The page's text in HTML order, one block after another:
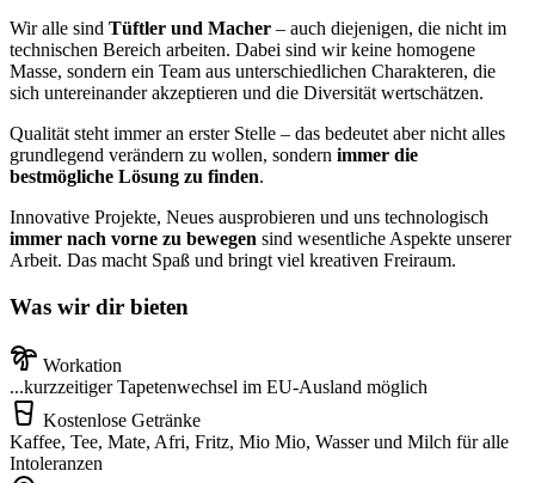
Wir alle sind Tüftler und Macher – auch diejenigen, die nicht im
technischen Bereich arbeiten. Dabei sind wir keine homogene
Masse, sondern ein Team aus unterschiedlichen Charakteren, die
sich untereinander akzeptieren und die Diversität wertschätzen.
Qualität steht immer an erster Stelle – das bedeutet aber nicht alles
grundlegend verändern zu wollen, sondern immer die
bestmögliche Lösung zu finden.
Innovative Projekte, Neues ausprobieren und uns technologisch
immer nach vorne zu bewegen sind wesentliche Aspekte unserer
Arbeit. Das macht Spaß und bringt viel kreativen Freiraum.
Was wir dir bieten
Workation
...kurzzeitiger Tapetenwechsel im EU-Ausland möglich
Kostenlose Getränke
Kaffee, Tee, Mate, Afri, Fritz, Mio Mio, Wasser und Milch für alle
Intoleranzen